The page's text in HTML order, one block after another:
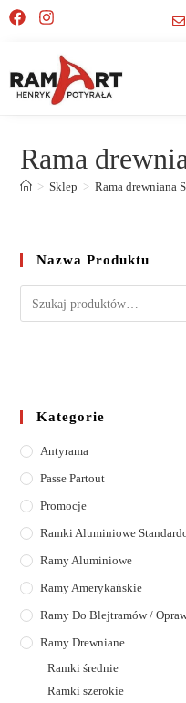
Rama
> Sklep > Rama drewniana
Nazwa Produktu
Kategorie
Antyrama
Passe Partout
Promocje
Ramki Aluminiowe
Ramy Aluminiowe
Ramy Amerykańskie
Ramy Do Blejtramów /
Ramy Drewniane
Ramki średnie
Ramki szerokie